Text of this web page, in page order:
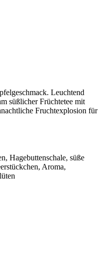
Leuchtend
süßlicher Früchtetee mit
Fruchtexplosion für
Hagebuttenschale, süße
Aroma,